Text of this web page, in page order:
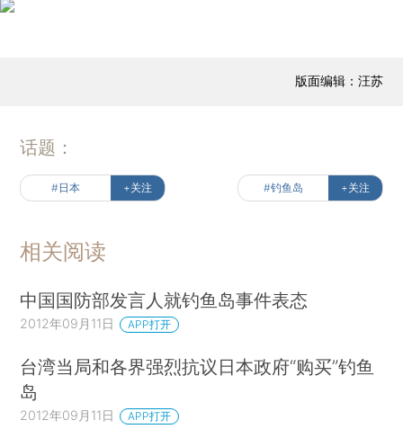
版面编辑：汪苏
话题：
#日本 +关注 #钓鱼岛 +关注
相关阅读
中国国防部发言人就钓鱼岛事件表态
2012年09月11日 APP打开
台湾当局和各界强烈抗议日本政府“购买”钓鱼
岛
2012年09月11日 APP打开